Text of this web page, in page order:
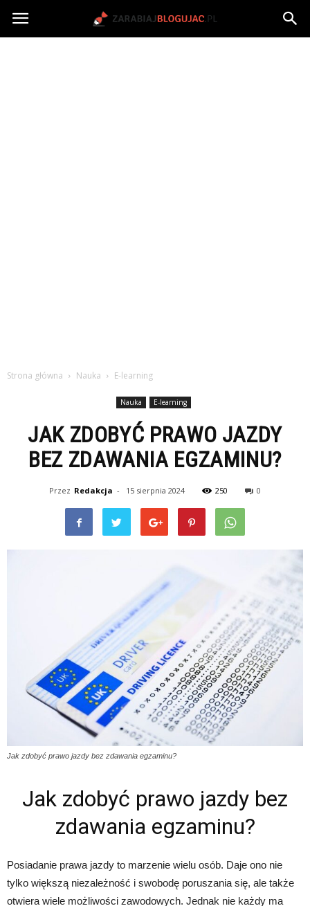
Jak
Strona główna Nauka E-learning
Nauka E-learning
JAK ZDOBYĆ PRAWO JAZDY
BEZ ZDAWANIA EGZAMINU?
Przez Redakcja - 15 sierpnia 2024 250 0
Jak zdobyć prawo jazdy bez zdawania egzaminu?
Jak zdobyć prawo jazdy bez
zdawania egzaminu?
Posiadanie prawa jazdy to marzenie wielu osób. Daje ono nie
tylko większą niezależność i swobodę poruszania się, ale także
otwiera wiele możliwości zawodowych. Jednak nie każdy ma